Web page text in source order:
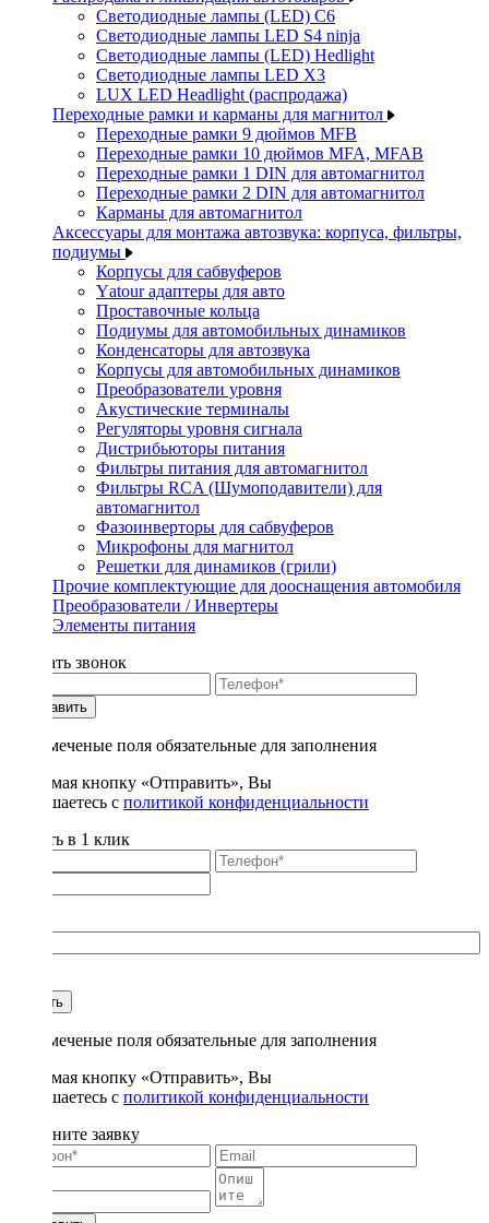
Светодиодные лампы (LED) C6
Светодиодные лампы LED S4 ninja
Светодиодные лампы (LED) Hedlight
Светодиодные лампы LED X3
LUX LED Headlight (распродажа)
Переходные рамки и карманы для магнитол
Переходные рамки 9 дюймов MFB
Переходные рамки 10 дюймов MFA, MFAB
Переходные рамки 1 DIN для автомагнитол
Переходные рамки 2 DIN для автомагнитол
Карманы для автомагнитол
Аксессуары для монтажа автозвука: корпуса, фильтры,
подиумы
Корпусы для сабвуферов
Yаtour адаптеры для авто
Проставочные кольца
Подиумы для автомобильных динамиков
Конденсаторы для автозвука
Корпусы для автомобильных динамиков
Преобразователи уровня
Акустические терминалы
Регуляторы уровня сигнала
Дистрибьюторы питания
Фильтры питания для автомагнитол
Фильтры RCA (Шумоподавители) для
автомагнитол
Фазоинверторы для сабвуферов
Микрофоны для магнитол
Решетки для динамиков (грили)
Прочие комплектующие для дооснащения автомобиля
Преобразователи / Инвертеры
Элементы питания
Заказать звонок
Отправить
* - отмеченые поля обязательные для заполнения
Нажимая кнопку «Отправить», Вы
соглашаетесь с политикой конфиденциальности
Купить в 1 клик
Купить
* - отмеченые поля обязательные для заполнения
Нажимая кнопку «Отправить», Вы
соглашаетесь с политикой конфиденциальности
Заполните заявку